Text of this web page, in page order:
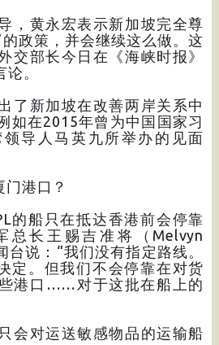
，黄永宏表示新加坡完全尊
的政策，并会继续这么做。这
交部长今日在《海峡时报》
。
了新加坡在改善两岸关系中
如在2015年曾为中国国家习
导人马英九所举办的见面
港口？
的船只在抵达香港前会停靠
总长王赐吉准将（Melvyn
台说：“我们没有指定路线。
定。但我们不会停靠在对货
港口……对于这批在船上的
会对运送敏感物品的运输船